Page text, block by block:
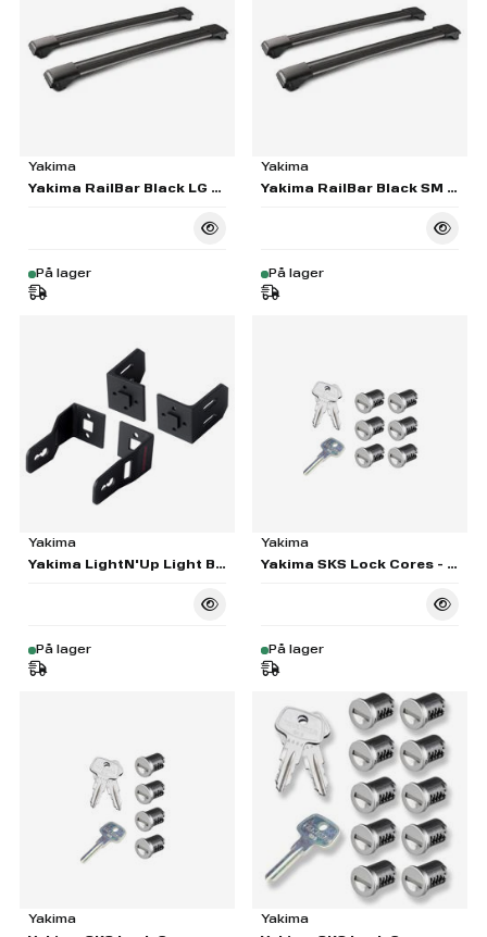
Yakima
Yakima RailBar Black LG Pair - S45B
På lager
Yakima
Yakima RailBar Black SM Pair - S43B
På lager
Yakima
Yakima LightN'Up Light Bracket Kit
På lager
Yakima
Yakima SKS Lock Cores - Set of 6
På lager
Yakima
Yakima